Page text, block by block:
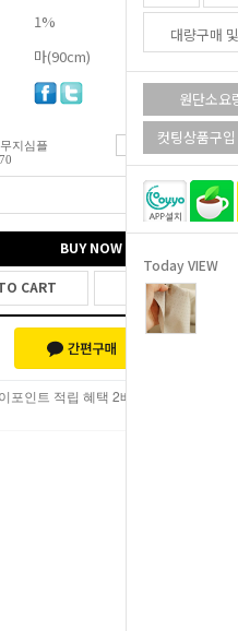
대량구매
원단소요
컷팅상품구
Today VIEW
1%
마(90cm)
지심플
6,600 원
총 상품 금액 6,600
BUY NOW
CART WISH LIST
포인트 적립 혜택 2배 UP!